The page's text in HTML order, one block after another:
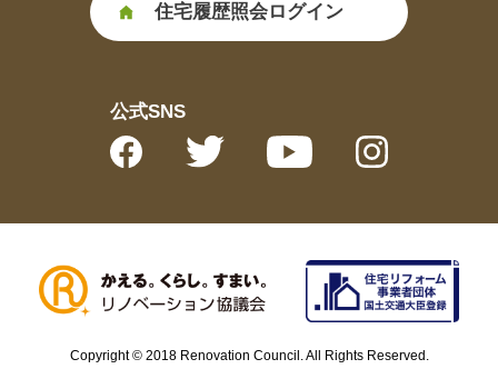
住宅履歴照会ログイン
公式SNS
Copyright © 2018 Renovation Council. All Rights Reserved.